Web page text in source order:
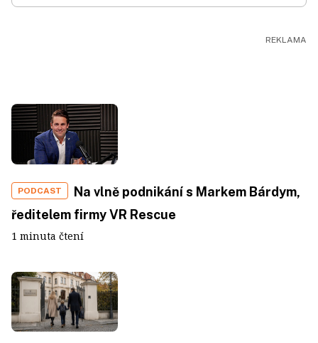
PODCAST
Na vlně podnikání s Markem Bárdym,
ředitelem firmy VR Rescue
1 minuta čtení